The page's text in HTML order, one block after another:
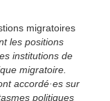
migratoires
les positions
institutions de
migratoire.
accordé·es sur
politiques